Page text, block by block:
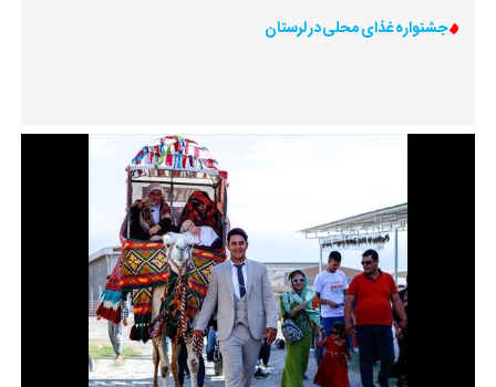
جشنواره غذای محلی در لرستان